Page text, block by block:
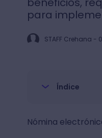
para
STAFF Crehana -
Índice
Nómina